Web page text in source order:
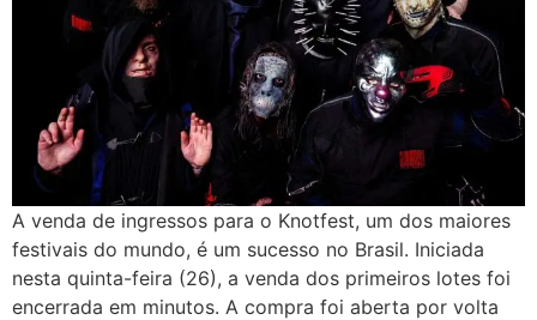
A venda de ingressos para o Knotfest, um dos maiores
festivais do mundo, é um sucesso no Brasil. Iniciada
nesta quinta-feira (26), a venda dos primeiros lotes foi
encerrada em minutos. A compra foi aberta por volta